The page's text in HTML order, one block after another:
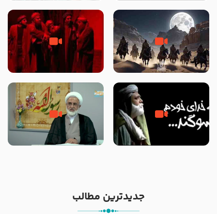
‌‌‌‌‌‌‌داستان ترور نافرجام رسول خدا
صلی الله علیه و آله – شهادت
قسمتی از نوا نمایش بیرق ماندگار
بیان توطئه های منافقین پیش از
خطبه حضرت سلمان سه روز پس از
شهادت پیامبر اکرم صلی الله علیه
مادر داعش – حجت الاسلام جباری
جدیدترین مطالب